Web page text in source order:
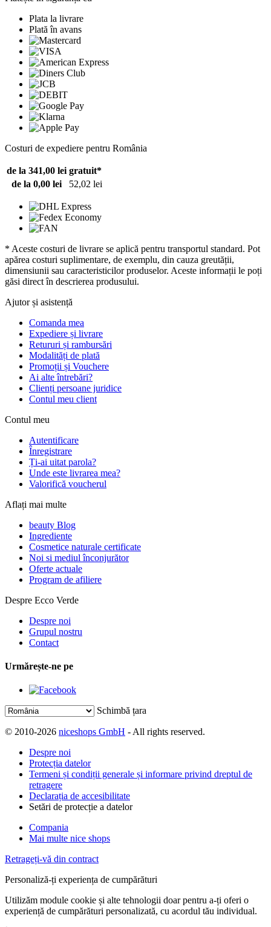
Plata la livrare
Plată în avans
Costuri de expediere pentru România
de la 341,00 lei gratuit*
de la 0,00 lei
52,02 lei
* Aceste costuri de livrare se aplică pentru transportul standard. Pot
apărea costuri suplimentare, de exemplu, din cauza greutății,
dimensiunii sau caracteristicilor produselor. Aceste informații le poți
găsi direct în descrierea produsului.
Ajutor și asistență
Comanda mea
Expediere și livrare
Retururi și rambursări
Modalități de plată
Promoții și Vouchere
Ai alte întrebări?
Clienți persoane juridice
Contul meu client
Contul meu
Autentificare
Înregistrare
Ți-ai uitat parola?
Unde este livrarea mea?
Valorifică voucherul
Aflați mai multe
beauty Blog
Ingrediente
Cosmetice naturale certificate
Noi si mediul înconjurător
Oferte actuale
Program de afiliere
Despre Ecco Verde
Despre noi
Grupul nostru
Contact
Urmărește-ne pe
Schimbă țara
© 2010-2026 niceshops GmbH - All rights reserved.
Despre noi
Protecția datelor
Termeni și condiții generale și informare privind dreptul de
retragere
Declarația de accesibilitate
Setări de protecție a datelor
Compania
Mai multe nice shops
Retrageți-vă din contract
Personaliză-ți experiența de cumpărături
Utilizăm module cookie și alte tehnologii doar pentru a-ți oferi o
experiență de cumpărături personalizată, cu acordul tău individual.